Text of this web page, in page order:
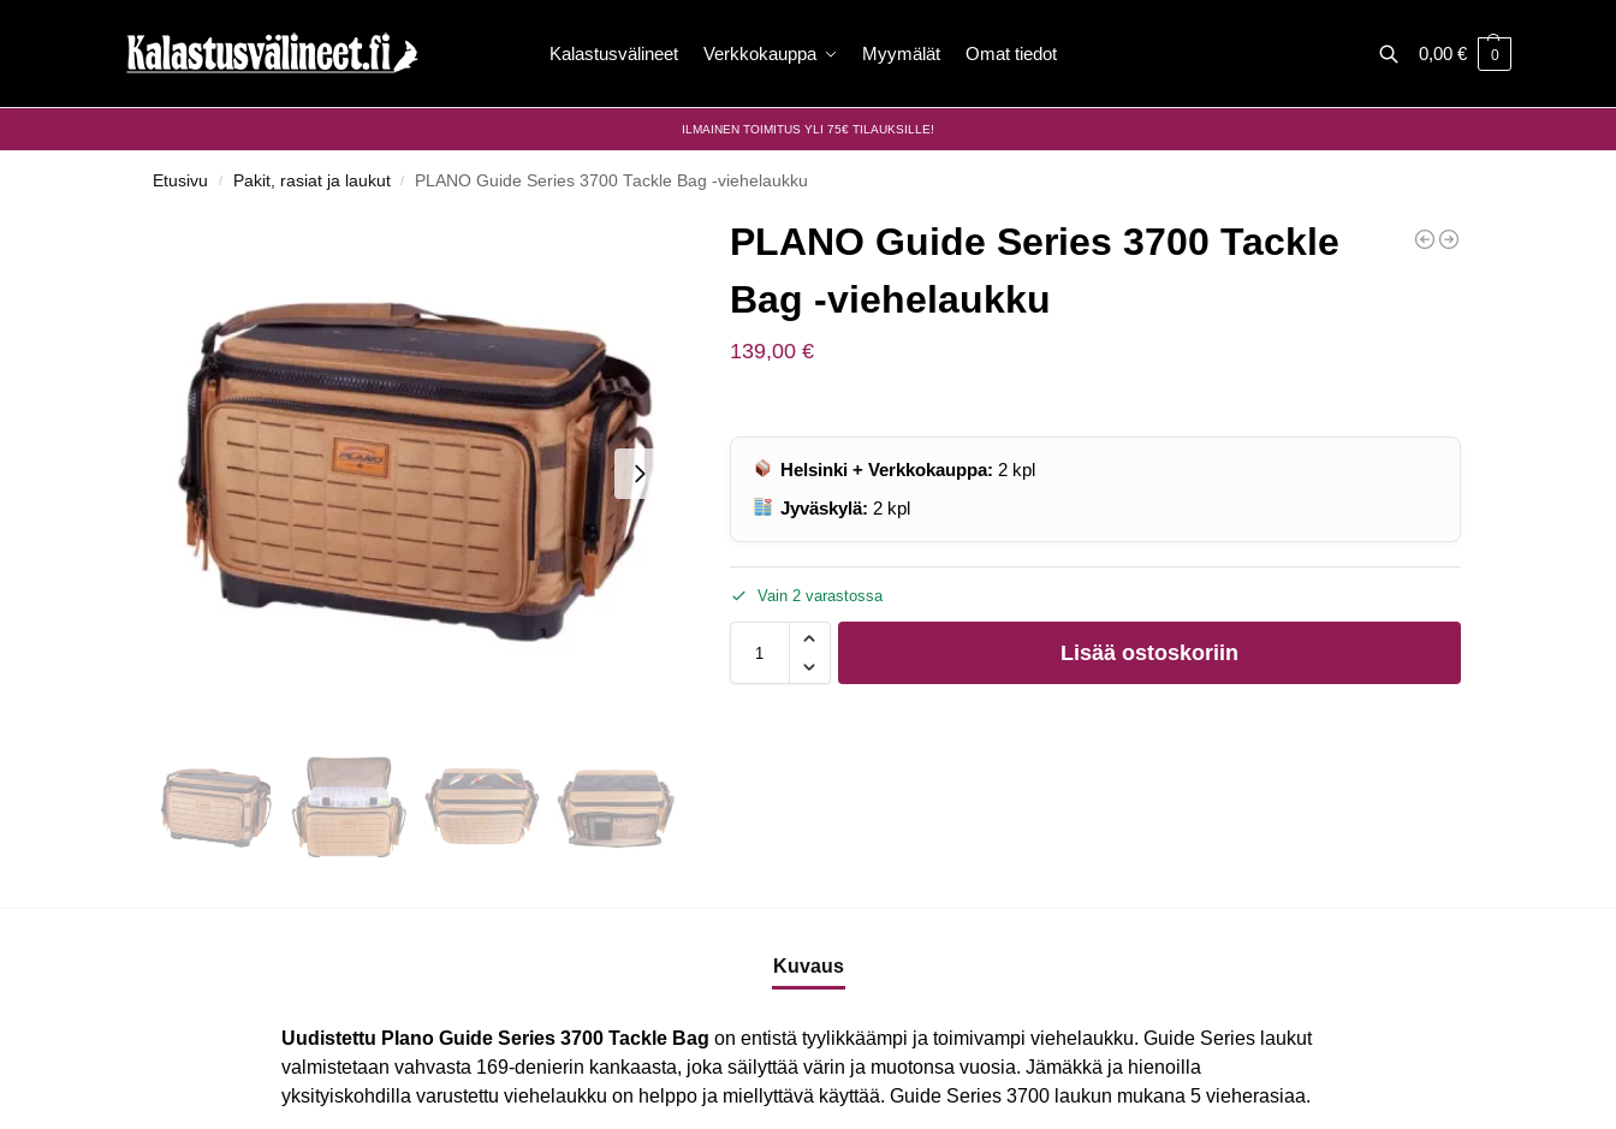
Kalastusvälineet Verkkokauppa Myymälät Omat tiedot 0,00 € 0
ILMAINEN TOIMITUS YLI 75€ TILAUKSILLE!
Etusivu / Pakit, rasiat ja laukut / PLANO Guide Series 3700 Tackle Bag -viehelaukku
PLANO Guide Series 3700 Tackle
Bag -viehelaukku
139,00 €
Helsinki + Verkkokauppa: 2 kpl
Jyväskylä: 2 kpl
Vain 2 varastossa
Lisää ostoskoriin
Kuvaus
Uudistettu Plano Guide Series 3700 Tackle Bag on entistä tyylikkäämpi ja toimivampi viehelaukku. Guide Series laukut
valmistetaan vahvasta 169-denierin kankaasta, joka säilyttää värin ja muotonsa vuosia. Jämäkkä ja hienoilla
yksityiskohdilla varustettu viehelaukku on helppo ja miellyttävä käyttää. Guide Series 3700 laukun mukana 5 vieherasiaa.